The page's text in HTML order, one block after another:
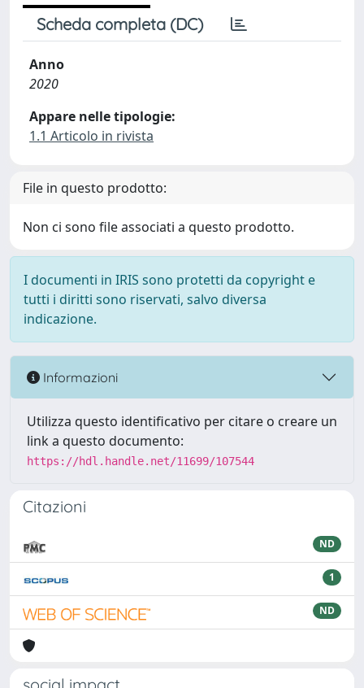
Scheda completa (DC)
Anno
2020
Appare nelle tipologie:
1.1 Articolo in rivista
File in questo prodotto:
Non ci sono file associati a questo prodotto.
I documenti in IRIS sono protetti da copyright e
tutti i diritti sono riservati, salvo diversa
indicazione.
Informazioni
Utilizza questo identificativo per citare o creare un
link a questo documento:
https://hdl.handle.net/11699/107544
Citazioni
ND
1
ND